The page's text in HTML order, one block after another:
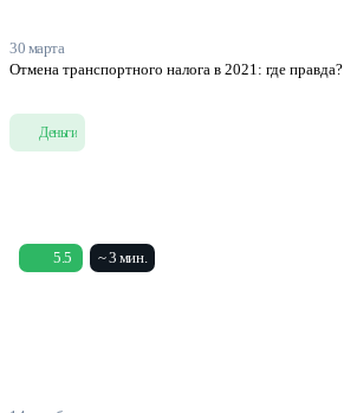
30 марта
Отмена транспортного налога в 2021: где правда?
Деньги
5.5 ~ 3 мин.